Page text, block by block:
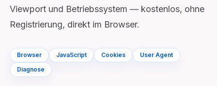
Viewport und Betriebssystem — kostenlos, ohne
Registrierung, direkt im Browser.
Browser JavaScript Cookies
User Agent
Diagnose